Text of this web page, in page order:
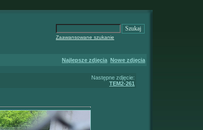
Zaawansowane szukanie
Najlepsze zdjęcia Nowe zdjęcia
Następne zdjęcie:
TEM2-261